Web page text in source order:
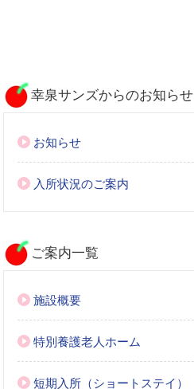
幸泉サンズからのお知らせ
お知らせ
入所状況のご案内
ご案内一覧
施設概要
特別養護老人ホーム
短期入所（ショートステイ）